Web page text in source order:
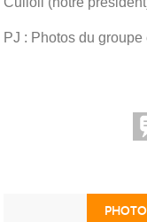
PJ : Photos du